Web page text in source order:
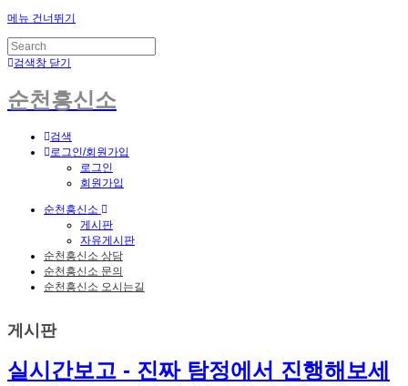
메뉴 건너뛰기
검색창 닫기
순천흥신소
검색
로그인/회원가입
로그인
회원가입
순천흥신소
게시판
자유게시판
순천흥신소 상담
순천흥신소 문의
순천흥신소 오시는길
게시판
실시간보고 - 진짜 탐정에서 진행해보세